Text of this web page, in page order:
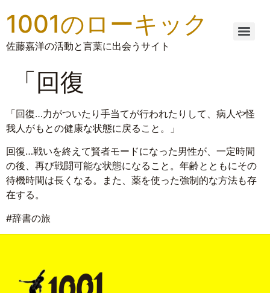
1001のローキック
佐藤嘉洋の活動と言葉に出会うサイト
「回復
「回復…力がついたり手当てが行われたりして、病人や怪
我人がもとの健康な状態に戻ること。」
回復…戦いを終えて賢者モードになった男性が、一定時間
の後、再び戦闘可能な状態になること。年齢とともにその
待機時間は長くなる。また、薬を使った強制的な方法も存
在する。
#辞書の旅